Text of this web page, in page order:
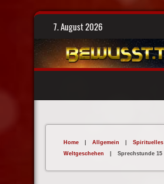
Skip
7. August 2026
Home | Allgemein | Spirituelles
Weltgeschehen
| Sprechstunde 15